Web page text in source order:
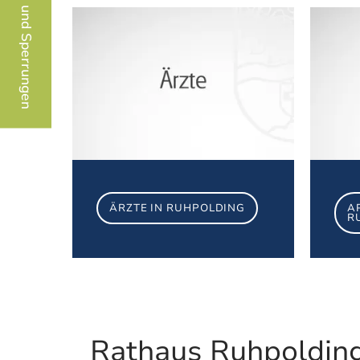
ÄRZTE IN RUHPOLDING
Rathaus